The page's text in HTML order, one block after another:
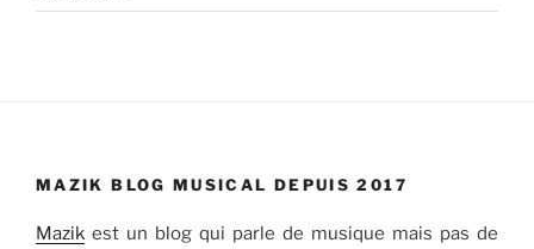
MAZIK BLOG MUSICAL DEPUIS 2017
Mazik est un blog qui parle de musique mais pas de